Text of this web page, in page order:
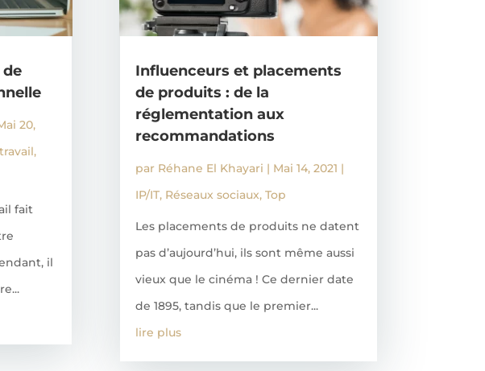
20,
,
fait
il
Influenceurs et placements
de produits : de la
réglementation aux
recommandations
par Réhane El Khayari | Mai 14, 2021 |
IP/IT, Réseaux sociaux, Top
Les placements de produits ne datent
pas d’aujourd’hui, ils sont même aussi
vieux que le cinéma ! Ce dernier date
de 1895, tandis que le premier...
lire plus